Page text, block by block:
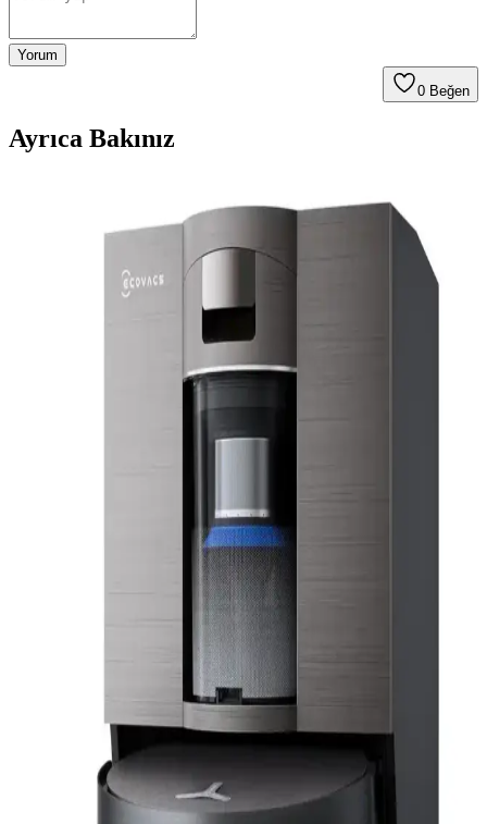
Yorum
0 Beğen
Ayrıca Bakınız
Kedi Tüyü Temizliğinde Etkili Robot Süpürge
Seçimi ve Öne Çıkan Modeller
Kedi tüyü temizliğinde güçlü emiş gücü, tüy dolanmasını önleyen
fırçalar ve otomatik boşaltma özellikleri önemli. Moplama için
otomatik yıkama istasyonlu modeller tercih edilmeli.
En İyi Modeller ve Kriterler
özellikleri ve batarya verimliliği gibi kriterler önemlidir. Ecovacs,
Mova P10 Pro Ultra Gen 2 Robot Süpürge
İncelemesi ve Gen 1 ile Teknik Karşılaştırması
Mova P10 Pro Ultra Gen 2, emiş gücü, paspaslama ve taban
istasyonu teknolojilerinde önemli iyileştirmeler sunuyor. Engel
algılamada değişiklikler olsa da genel temizlik performansı ve
Narwal Freo Robot Süpürge: Arıza Deneyimleri ve
Garanti Sonrası Destek Politikaları
Narwal Freo robot süpürge kullanıcıları, ürünün tekrar eden arızaları
ve sınırlı garanti sonrası destek politikaları nedeniyle yaşadıkları
zorlukları paylaşıyor. Perakendecilerin iade politikaları da kullanıcı
memnuniyetinde önemli rol oynuyor.